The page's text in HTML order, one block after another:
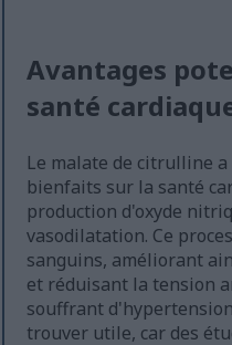
Avantages
santé
Le malate de citrulline
bienfaits sur la santé
production d'oxyde
vasodilatation. Ce
sanguins, améliorant
et réduisant la tension
souffrant
trouver utile, car des